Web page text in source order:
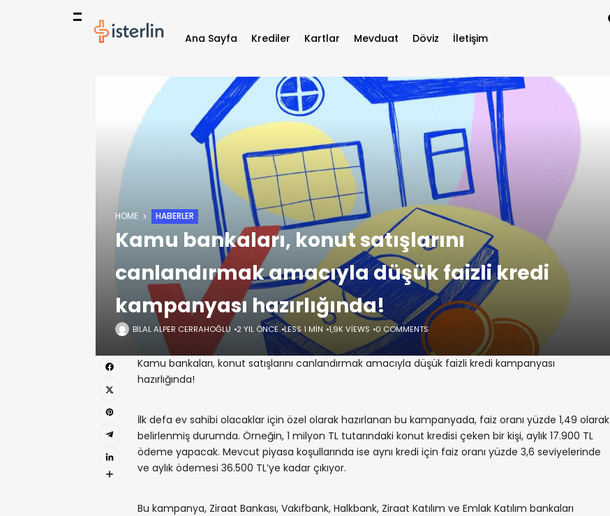
Ana Sayfa Krediler Kartlar Mevduat Döviz İletişim
HOME HABERLER
Kamu bankaları, konut satışlarını
canlandırmak amacıyla düşük faizli kredi
kampanyası hazırlığında!
BILAL ALPER CERRAHOĞLU 2 YIL ÖNCE LESS 1 MIN 1,9K VIEWS 0 COMMENTS
Kamu bankaları, konut satışlarını canlandırmak amacıyla düşük faizli kredi kampanyası
hazırlığında!
İlk defa ev sahibi olacaklar için özel olarak hazırlanan bu kampanyada, faiz oranı yüzde 1,49 olarak
belirlenmiş durumda. Örneğin, 1 milyon TL tutarındaki konut kredisi çeken bir kişi, aylık 17.900 TL
ödeme yapacak. Mevcut piyasa koşullarında ise aynı kredi için faiz oranı yüzde 3,6 seviyelerinde
ve aylık ödemesi 36.500 TL’ye kadar çıkıyor.
Bu kampanya, Ziraat Bankası, Vakıfbank, Halkbank, Ziraat Katılım ve Emlak Katılım bankaları